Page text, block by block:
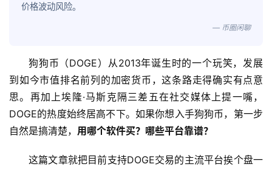
价格波动风险。
— 币圈闲聊
狗狗币（DOGE）从2013年诞生时的一个玩笑，发展
到如今市值排名前列的加密货币，这条路走得确实有点意
思。再加上埃隆·马斯克隔三差五在社交媒体上提一嘴，
DOGE的热度始终居高不下。如果你想入手狗狗币，第一步
自然是搞清楚， 用哪个软件买？哪些平台靠谱？
这篇文章就把目前支持DOGE交易的主流平台挨个盘一